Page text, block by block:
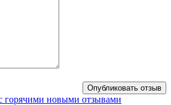
горячими новыми отзывами